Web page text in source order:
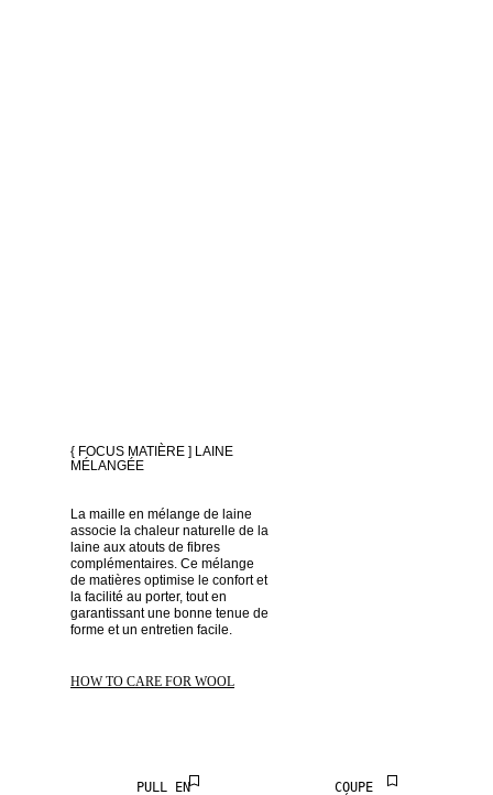
{ FOCUS MATIÈRE ] LAINE
MÉLANGÉE
La maille en mélange de laine
associe la chaleur naturelle de la
laine aux atouts de fibres
complémentaires. Ce mélange
de matières optimise le confort et
la facilité au porter, tout en
garantissant une bonne tenue de
forme et un entretien facile.
HOW TO CARE FOR WOOL
PULL EN
COUPE